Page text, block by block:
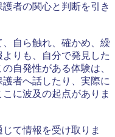
者の関心と判断を引き
自ら触れ、確かめ、繰
りも、自分で発見した
自発性がある体験は、
者へ話したり、実際に
に波及の起点がありま
て情報を受け取りま